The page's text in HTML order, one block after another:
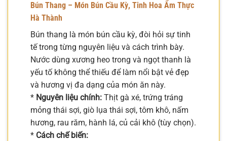
Bún Thang – Món Bún Cầu Kỳ, Tinh Hoa Ẩm Thực
Hà Thành
Bún thang là món bún cầu kỳ, đòi hỏi sự tinh
tế trong từng nguyên liệu và cách trình bày.
Nước dùng xương heo trong và ngọt thanh là
yếu tố không thể thiếu để làm nổi bật vẻ đẹp
và hương vị đa dạng của món ăn này.
* Nguyên liệu chính: Thịt gà xé, trứng tráng
mỏng thái sợi, giò lụa thái sợi, tôm khô, nấm
hương, rau răm, hành lá, củ cải khô (tùy chọn).
* Cách chế biến: